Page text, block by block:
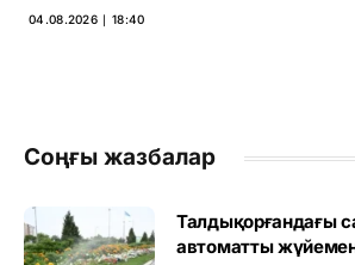
04.08.2026 ∣ 18:40
Соңғы жазбалар
Талдықорғандағы
автоматты